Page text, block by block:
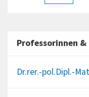
Professorinnen
Dr.rer.-pol.Dipl.-